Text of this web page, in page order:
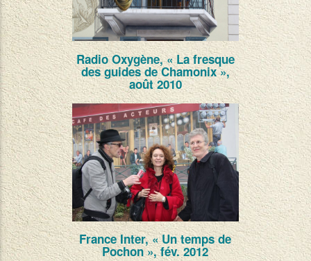
Radio Oxygène, « La fresque
des guides de Chamonix »,
août 2010
France Inter, « Un temps de
Pochon », fév. 2012